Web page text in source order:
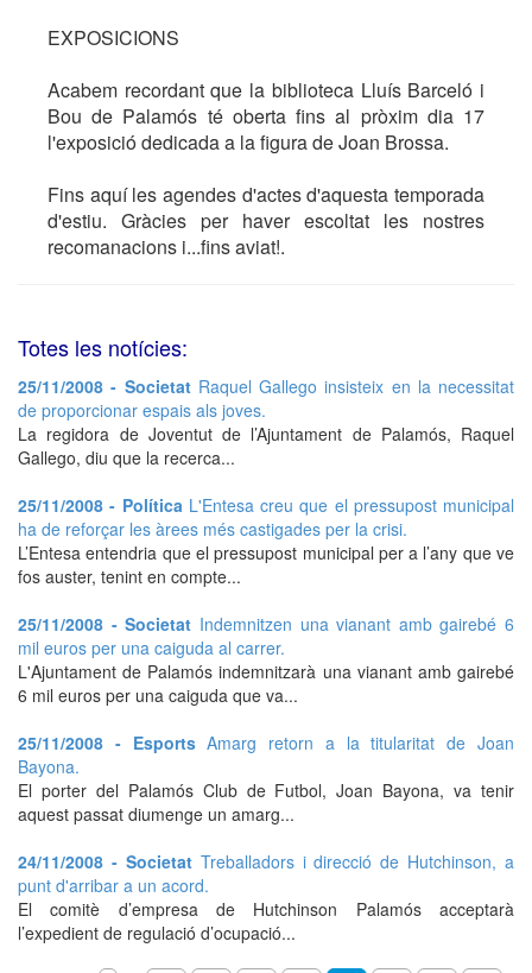
EXPOSICIONS
Acabem recordant que la biblioteca Lluís Barceló i
Bou de Palamós té oberta fins al pròxim dia 17
l'exposició dedicada a la figura de Joan Brossa.
Fins aquí les agendes d'actes d'aquesta temporada
d'estiu. Gràcies per haver escoltat les nostres
recomanacions i...fins aviat!.
Totes les notícies:
25/11/2008 - Societat Raquel Gallego insisteix en la necessitat
de proporcionar espais als joves.
La regidora de Joventut de l’Ajuntament de Palamós, Raquel
Gallego, diu que la recerca...
25/11/2008 - Política L'Entesa creu que el pressupost municipal
ha de reforçar les àrees més castigades per la crisi.
L’Entesa entendria que el pressupost municipal per a l’any que ve
fos auster, tenint en compte...
25/11/2008 - Societat Indemnitzen una vianant amb gairebé 6
mil euros per una caiguda al carrer.
L'Ajuntament de Palamós indemnitzarà una vianant amb gairebé
6 mil euros per una caiguda que va...
25/11/2008 - EsportsAmarg retorn a la titularitat de Joan
Bayona.
El porter del Palamós Club de Futbol, Joan Bayona, va tenir
aquest passat diumenge un amarg...
24/11/2008 - Societat Treballadors i direcció de Hutchinson, a
punt d'arribar a un acord.
El comitè d’empresa de Hutchinson Palamós acceptarà
l’expedient de regulació d’ocupació...